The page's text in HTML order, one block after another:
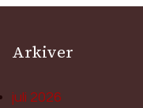
Arkiver
juli 2026